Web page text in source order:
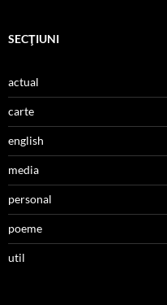
SECŢIUNI
actual
carte
english
media
personal
poeme
util